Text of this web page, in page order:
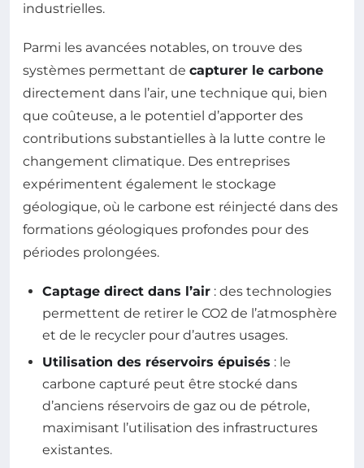
industrielles.
Parmi les avancées notables, on trouve des
systèmes permettant de capturer le carbone
directement dans l’air, une technique qui, bien
que coûteuse, a le potentiel d’apporter des
contributions substantielles à la lutte contre le
changement climatique. Des entreprises
expérimentent également le stockage
géologique, où le carbone est réinjecté dans des
formations géologiques profondes pour des
périodes prolongées.
Captage direct dans l’air : des technologies
permettent de retirer le CO2 de l’atmosphère
et de le recycler pour d’autres usages.
Utilisation des réservoirs épuisés : le
carbone capturé peut être stocké dans
d’anciens réservoirs de gaz ou de pétrole,
maximisant l’utilisation des infrastructures
existantes.